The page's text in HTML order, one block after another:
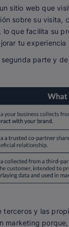
sitio web que
sobre su visita,
que facilita su
tu experiencia
parte y
y las
marketing